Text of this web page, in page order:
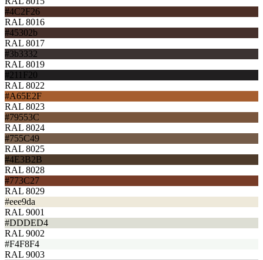
#4C2F26
RAL 8016
#45302b
RAL 8017
#3b3332
RAL 8019
#211F20
RAL 8022
#A65E2F
RAL 8023
#79553C
RAL 8024
#755C49
RAL 8025
#4E3B2B
RAL 8028
#773C27
RAL 8029
#eee9da
RAL 9001
#DDDED4
RAL 9002
#F4F8F4
RAL 9003